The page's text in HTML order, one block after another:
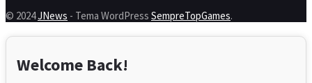
© 2024JNews - Tema WordPress SempreTopGames.
Welcome Back!